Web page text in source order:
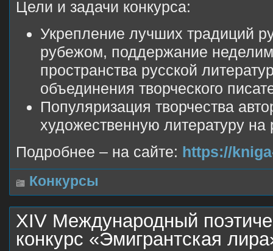
Цели и задачи конкурса:
Укрепление лучших традиций
рубежом, поддержание
пространства русской
объединения творческого
Популяризация творчества
художественную литературу на
Подробнее – на сайте: https://
Конкурсы
XIV Международный
конкурс «Эмигрантская